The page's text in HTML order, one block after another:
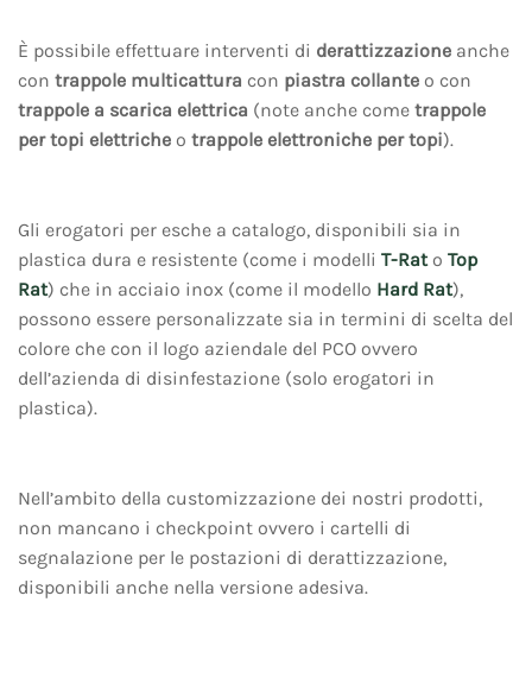
È possibile effettuare interventi di derattizzazione anche
con trappole multicattura con piastra collante o con
trappole a scarica elettrica (note anche come trappole
per topi elettriche o trappole elettroniche per topi).
Gli erogatori per esche a catalogo, disponibili sia in
plastica dura e resistente (come i modelli T-Rat o Top
Rat) che in acciaio inox (come il modello Hard Rat),
possono essere personalizzate sia in termini di scelta del
colore che con il logo aziendale del PCO ovvero
dell’azienda di disinfestazione (solo erogatori in
plastica).
Nell’ambito della customizzazione dei nostri prodotti,
non mancano i checkpoint ovvero i cartelli di
segnalazione per le postazioni di derattizzazione,
disponibili anche nella versione adesiva.